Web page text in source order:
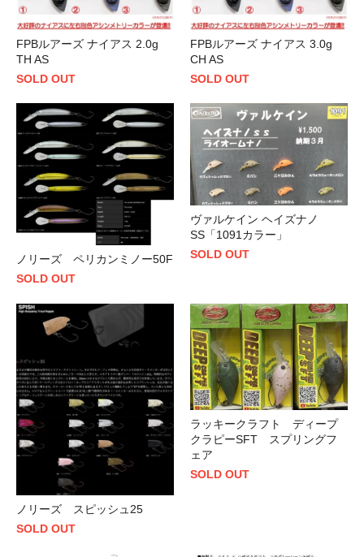
FPBルアーズ ナイアス 2.0g
TH AS
SOLD OUT
FPBルアーズ ナイアス 3.0g
CH AS
SOLD OUT
ノリーズ ペリカンミノー50F
SOLD OUT
ヴァルケイン ヘイズナノ
SS「1091カラー」
SOLD OUT
ノリーズ スピッシュ25
SOLD OUT
ラッキークラフト ディープ
クラピーSFT スプリングフ
ェア
SOLD OUT